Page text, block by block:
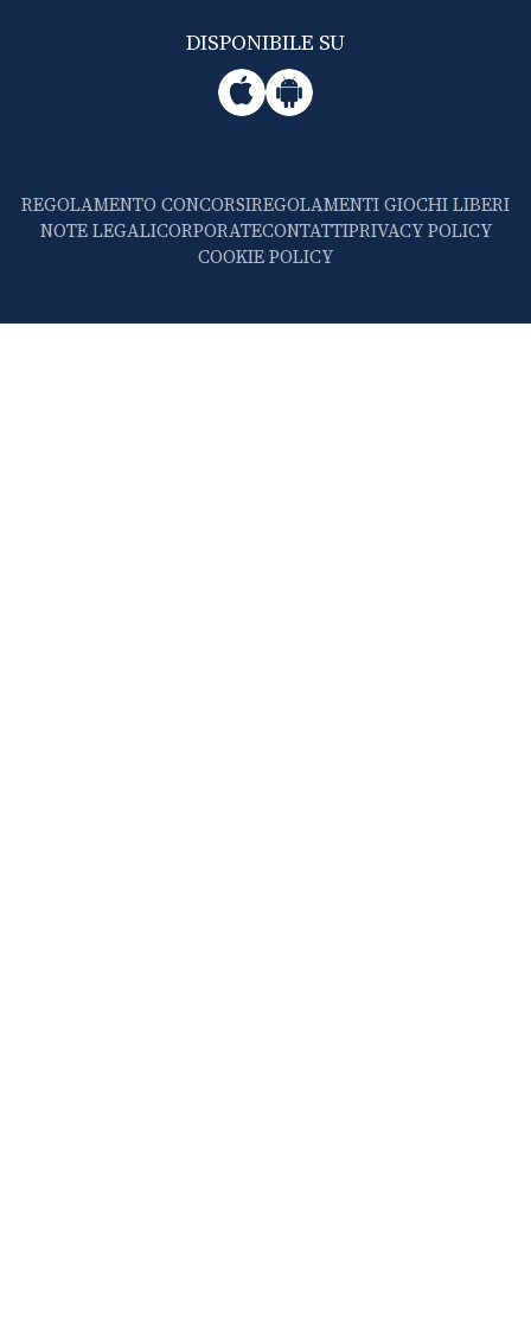
DISPONIBILE SU
REGOLAMENTO CONCORSIREGOLAMENTI GIOCHI LIBERI
NOTE LEGALICORPORATECONTATTIPRIVACY POLICY
COOKIE POLICY